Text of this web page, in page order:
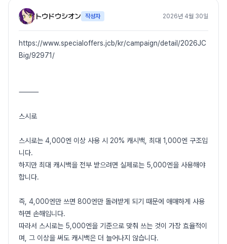
トウドウシオン 작성자 2026년 4월 30일
https://www.specialoffers.jcb/kr/campaign/detail/2026JC
Big/92971/
⸻
스시로
스시로는 4,000엔 이상 사용 시 20% 캐시백, 최대 1,000엔 구조입
니다.
하지만 최대 캐시백을 전부 받으려면 실제로는 5,000엔을 사용해야
합니다.
즉, 4,000엔만 쓰면 800엔만 돌려받게 되기 때문에 애매하게 사용
하면 손해입니다.
따라서 스시로는 5,000엔을 기준으로 맞춰 쓰는 것이 가장 효율적이
며, 그 이상을 써도 캐시백은 더 늘어나지 않습니다.